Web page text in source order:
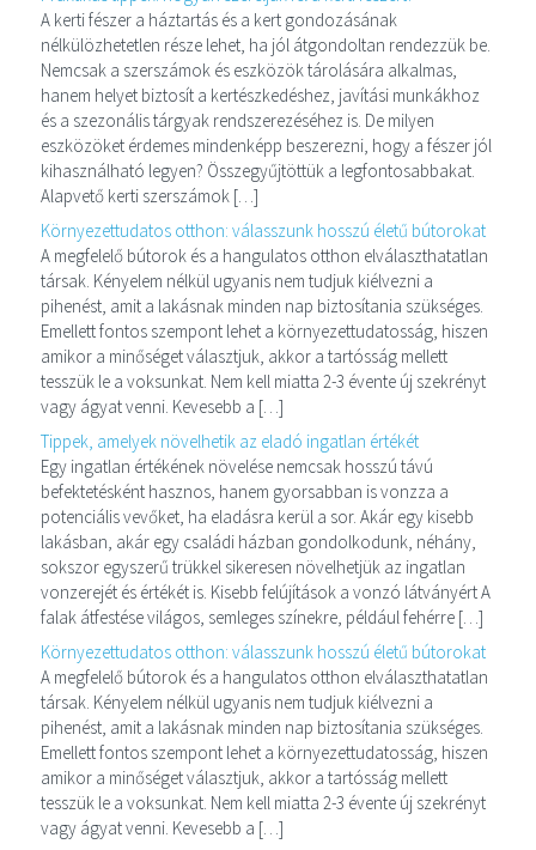
A kerti fészer a háztartás és a kert gondozásának
nélkülözhetetlen része lehet, ha jól átgondoltan rendezzük be.
Nemcsak a szerszámok és eszközök tárolására alkalmas,
hanem helyet biztosít a kertészkedéshez, javítási munkákhoz
és a szezonális tárgyak rendszerezéséhez is. De milyen
eszközöket érdemes mindenképp beszerezni, hogy a fészer jól
kihasználható legyen? Összegyűjtöttük a legfontosabbakat.
Alapvető kerti szerszámok […]
Környezettudatos otthon: válasszunk hosszú életű bútorokat
A megfelelő bútorok és a hangulatos otthon elválaszthatatlan
társak. Kényelem nélkül ugyanis nem tudjuk kiélvezni a
pihenést, amit a lakásnak minden nap biztosítania szükséges.
Emellett fontos szempont lehet a környezettudatosság, hiszen
amikor a minőséget választjuk, akkor a tartósság mellett
tesszük le a voksunkat. Nem kell miatta 2-3 évente új szekrényt
vagy ágyat venni. Kevesebb a […]
Tippek, amelyek növelhetik az eladó ingatlan értékét
Egy ingatlan értékének növelése nemcsak hosszú távú
befektetésként hasznos, hanem gyorsabban is vonzza a
potenciális vevőket, ha eladásra kerül a sor. Akár egy kisebb
lakásban, akár egy családi házban gondolkodunk, néhány,
sokszor egyszerű trükkel sikeresen növelhetjük az ingatlan
vonzerejét és értékét is. Kisebb felújítások a vonzó látványért A
falak átfestése világos, semleges színekre, például fehérre […]
Környezettudatos otthon: válasszunk hosszú életű bútorokat
A megfelelő bútorok és a hangulatos otthon elválaszthatatlan
társak. Kényelem nélkül ugyanis nem tudjuk kiélvezni a
pihenést, amit a lakásnak minden nap biztosítania szükséges.
Emellett fontos szempont lehet a környezettudatosság, hiszen
amikor a minőséget választjuk, akkor a tartósság mellett
tesszük le a voksunkat. Nem kell miatta 2-3 évente új szekrényt
vagy ágyat venni. Kevesebb a […]